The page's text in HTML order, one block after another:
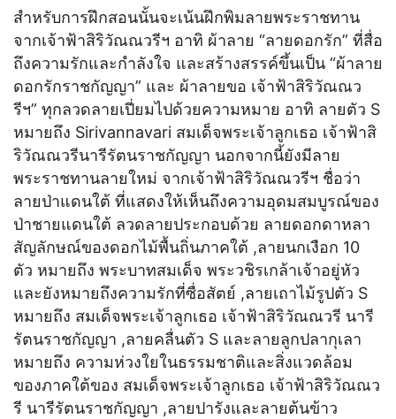
สำหรับการฝึกสอนนั้นจะเน้นฝึกพิมลายพระราชทาน
จากเจ้าฟ้าสิริวัณณวรีฯ อาทิ ผ้าลาย “ลายดอกรัก” ที่สื่อ
ถึงความรักและกำลังใจ และสร้างสรรค์ขึ้นเป็น “ผ้าลาย
ดอกรักราชกัญญา” และ ผ้าลายขอ เจ้าฟ้าสิริวัณณว
รีฯ” ทุกลวดลายเปี่ยมไปด้วยความหมาย อาทิ ลายตัว S
หมายถึง Sirivannavari สมเด็จพระเจ้าลูกเธอ เจ้าฟ้าสิ
ริวัณณวรีนารีรัตนราชกัญญา นอกจากนี้ยังมีลาย
พระราชทานลายใหม่ จากเจ้าฟ้าสิริวัณณวรีฯ ชื่อว่า
ลายป่าแดนใต้ ที่แสดงให้เห็นถึงความอุดมสมบูรณ์ของ
ป่าชายแดนใต้ ลวดลายประกอบด้วย ลายดอกดาหลา
สัญลักษณ์ของดอกไม้พื้นถิ่นภาคใต้ ,ลายนกเงือก 10
ตัว หมายถึง พระบาทสมเด็จ พระวชิรเกล้าเจ้าอยู่หัว
และยังหมายถึงความรักที่ซื่อสัตย์ ,ลายเถาไม้รูปตัว S
หมายถึง สมเด็จพระเจ้าลูกเธอ เจ้าฟ้าสิริวัณณวรี นารี
รัตนราชกัญญา ,ลายคลื่นตัว S และลายลูกปลากุเลา
หมายถึง ความห่วงใยในธรรมชาติและสิ่งแวดล้อม
ของภาคใต้ของ สมเด็จพระเจ้าลูกเธอ เจ้าฟ้าสิริวัณณว
รี นารีรัตนราชกัญญา ,ลายปารังและลายต้นข้าว